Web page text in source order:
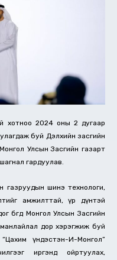
хотноо 2024 оны 2 дугаар
буй Дэлхийн засгийн
Улсын Засгийн газарт
гардуулав.
газруудын шинэ технологи,
амжилттай, үр дүнтэй
бөгөөд Монгол Улсын Засгийн
дор хэрэгжиж буй
үндэстэн-И-Монгол”
иргэнд ойртуулах,